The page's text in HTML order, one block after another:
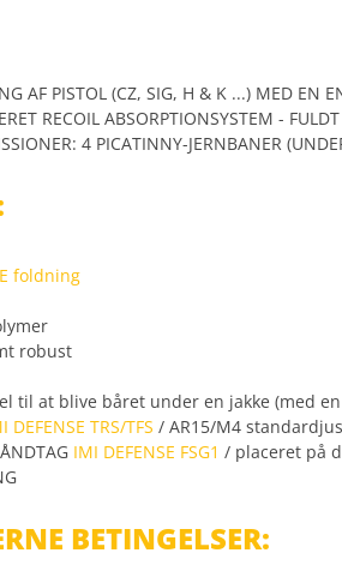
AF PISTOL (CZ, SIG, H & K ...) MED EN
RECOIL ABSORPTIONSYSTEM -
4 PICATINNY-JERNBANER
foldning
robust
til at blive båret under en jakke (med
DEFENSE TRS/TFS / AR15/M4
IMI DEFENSE FSG1 / placeret på
BETINGELSER: